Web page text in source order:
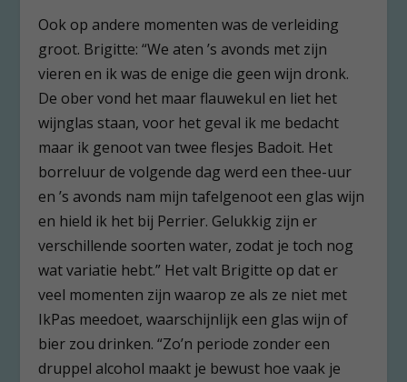
Ook op andere momenten was de verleiding
groot. Brigitte: “We aten ’s avonds met zijn
vieren en ik was de enige die geen wijn dronk.
De ober vond het maar flauwekul en liet het
wijnglas staan, voor het geval ik me bedacht
maar ik genoot van twee flesjes Badoit. Het
borreluur de volgende dag werd een thee-uur
en ’s avonds nam mijn tafelgenoot een glas wijn
en hield ik het bij Perrier. Gelukkig zijn er
verschillende soorten water, zodat je toch nog
wat variatie hebt.” Het valt Brigitte op dat er
veel momenten zijn waarop ze als ze niet met
IkPas meedoet, waarschijnlijk een glas wijn of
bier zou drinken. “Zo’n periode zonder een
druppel alcohol maakt je bewust hoe vaak je